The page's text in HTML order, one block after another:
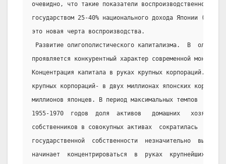
очевидно, что такие показатели воспроизводственного
государством 25-40% национального дохода Японии
это новая черта воспроизводства.
Развитие олигополистического капитализма.  В
проявляется конкурентный характер современной
Концентрация капитала в руках крупных корпораций.
крупных корпораций- в двух миллионах японских
миллионов японцев. В период максимальных темпов
1955-1970  годов  доля  активов   домашних
собственников в совокупных активах  сократилась  с
государственной  собственности  незначительно
начинает  концентрироваться  в  руках  крупнейших